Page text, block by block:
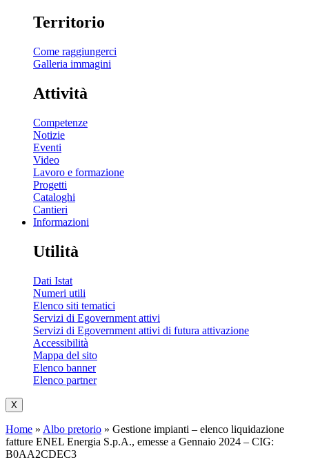
Territorio
Come raggiungerci
Galleria immagini
Attività
Competenze
Notizie
Eventi
Video
Lavoro e formazione
Progetti
Cataloghi
Cantieri
Informazioni
Utilità
Dati Istat
Numeri utili
Elenco siti tematici
Servizi di Egovernment attivi
Servizi di Egovernment attivi di futura attivazione
Accessibilità
Mappa del sito
Elenco banner
Elenco partner
X
Home » Albo pretorio » Gestione impianti – elenco liquidazione
fatture ENEL Energia S.p.A., emesse a Gennaio 2024 – CIG:
B0AA2CDEC3